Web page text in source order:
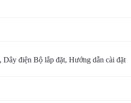
điện Bộ lắp đặt, Hướng dẫn cài đặt